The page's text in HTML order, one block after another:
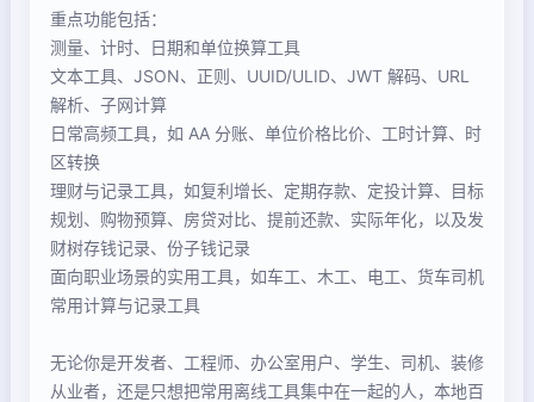
重点功能包括：
测量、计时、日期和单位换算工具
文本工具、JSON、正则、UUID/ULID、JWT 解码、URL
解析、子网计算
日常高频工具，如 AA 分账、单位价格比价、工时计算、时
区转换
理财与记录工具，如复利增长、定期存款、定投计算、目标
规划、购物预算、房贷对比、提前还款、实际年化，以及发
财树存钱记录、份子钱记录
面向职业场景的实用工具，如车工、木工、电工、货车司机
常用计算与记录工具
无论你是开发者、工程师、办公室用户、学生、司机、装修
从业者，还是只想把常用离线工具集中在一起的人，本地百